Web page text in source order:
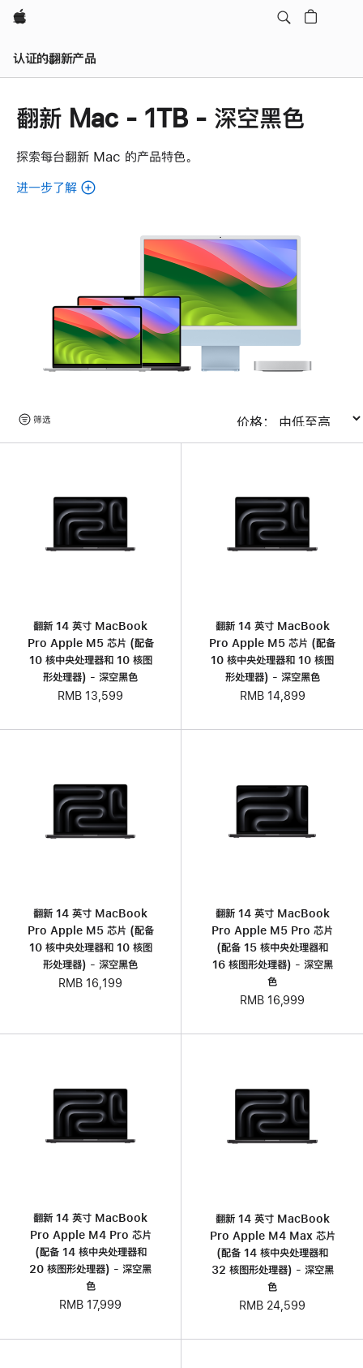
Apple
认证的翻新产品
翻新 Mac - 1TB - 深空黑色
探索每台翻新 Mac 的产品特色。
进一步了解
Mac。
览
筛选
翻新 14 英寸 MacBook
Pro Apple M5 芯片 (配‍备
10 核中央处理器和 10 核图
形处理器) - 深空黑色
RMB 13,599
翻新 14 英寸 MacBook
Pro Apple M5 芯片 (配‍备
10 核中央处理器和 10 核图
形处理器) - 深空黑色
RMB 14,899
翻新 14 英寸 MacBook
Pro Apple M5 芯片 (配‍备
10 核中央处理器和 10 核图
形处理器) - 深空黑色
RMB 16,199
翻新 14 英寸 MacBook
Pro Apple M5 Pro 芯片
(配备 15 核中央处理器和
16 核图形处理器) - 深空黑
色
RMB 16,999
翻新 14 英寸 MacBook
Pro Apple M4 Pro 芯片
(配备 14 核中央处理器和
20 核图形处理器) - 深空黑
色
RMB 17,999
翻新 14 英寸 MacBook
Pro Apple M4 Max 芯片
(配备 14 核中央处理器和
32 核图形处理器) - 深空黑
色
RMB 24,599